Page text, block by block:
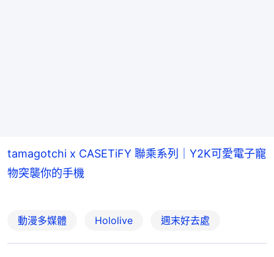
tamagotchi x CASETiFY 聯乘系列｜Y2K可愛電子寵
物突襲你的手機
動漫多媒體 Hololive 週末好去處